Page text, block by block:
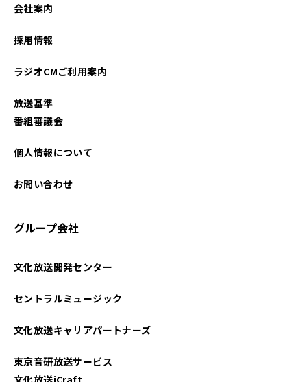
会社案内
採用情報
ラジオCMご利用案内
放送基準
番組審議会
個人情報について
お問い合わせ
グループ会社
文化放送開発センター
セントラルミュージック
文化放送キャリアパートナーズ
東京音研放送サービス
文化放送iCraft